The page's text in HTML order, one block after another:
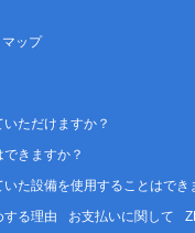
ップ
ただけますか？
きますか？
た設備を使用することはでき
する理由
お支払いに関して